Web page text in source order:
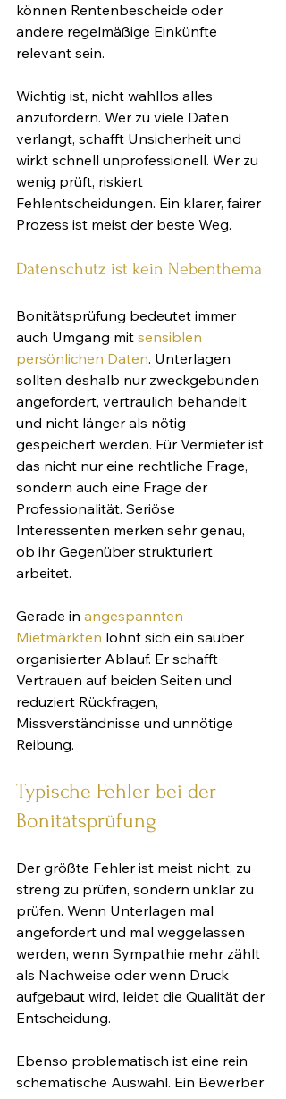
können Rentenbescheide oder
andere regelmäßige Einkünfte
relevant sein.
Wichtig ist, nicht wahllos alles
anzufordern. Wer zu viele Daten
verlangt, schafft Unsicherheit und
wirkt schnell unprofessionell. Wer zu
wenig prüft, riskiert
Fehlentscheidungen. Ein klarer, fairer
Prozess ist meist der beste Weg.
Datenschutz ist kein Nebenthema
Bonitätsprüfung bedeutet immer
auch Umgang mit sensiblen
persönlichen Daten. Unterlagen
sollten deshalb nur zweckgebunden
angefordert, vertraulich behandelt
und nicht länger als nötig
gespeichert werden. Für Vermieter ist
das nicht nur eine rechtliche Frage,
sondern auch eine Frage der
Professionalität. Seriöse
Interessenten merken sehr genau,
ob ihr Gegenüber strukturiert
arbeitet.
Gerade in angespannten
Mietmärkten lohnt sich ein sauber
organisierter Ablauf. Er schafft
Vertrauen auf beiden Seiten und
reduziert Rückfragen,
Missverständnisse und unnötige
Reibung.
Typische Fehler bei der
Bonitätsprüfung
Der größte Fehler ist meist nicht, zu
streng zu prüfen, sondern unklar zu
prüfen. Wenn Unterlagen mal
angefordert und mal weggelassen
werden, wenn Sympathie mehr zählt
als Nachweise oder wenn Druck
aufgebaut wird, leidet die Qualität der
Entscheidung.
Ebenso problematisch ist eine rein
schematische Auswahl. Ein Bewerber